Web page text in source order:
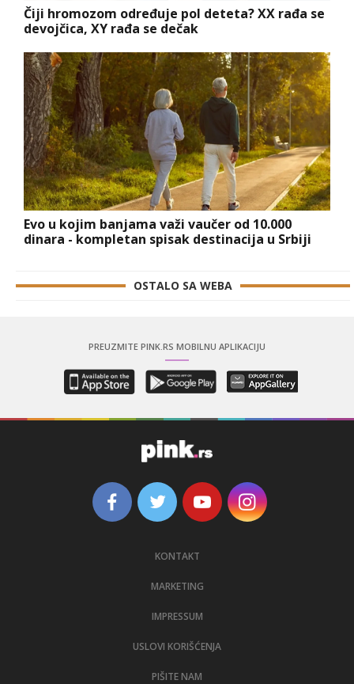
Čiji hromozom određuje pol deteta? XX rađa se
devojčica, XY rađa se dečak
Evo u kojim banjama važi vaučer od 10.000
dinara - kompletan spisak destinacija u Srbiji
OSTALO SA WEBA
PREUZMITE PINK.RS MOBILNU APLIKACIJU
KONTAKT
MARKETING
IMPRESSUM
USLOVI KORIŠĆENJA
PIŠITE NAM